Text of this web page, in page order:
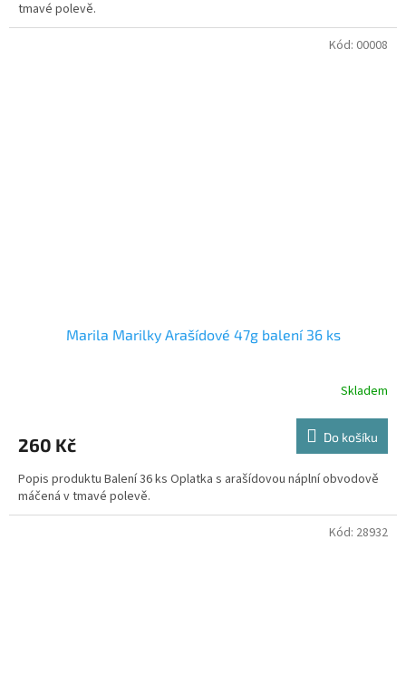
tmavé polevě.
Marila Marilky Arašídové 47g balení 36 ks
Skladem
260 Kč Do košíku
Popis produktu Balení 36 ks Oplatka s arašídovou náplní obvodově
máčená v tmavé polevě.
Kód: 00008
Kód: 28932